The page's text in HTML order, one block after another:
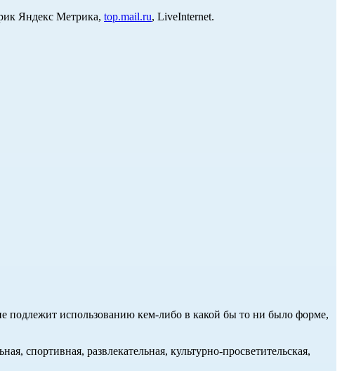
Яндекс Метрика, top.mail.ru, LiveInternet.
подлежит использованию кем-либо в какой бы то ни было форме,
спортивная, развлекательная, культурно-просветительская,